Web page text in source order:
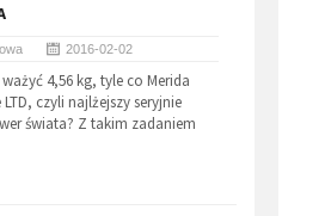
2016-02-02
4,56 kg, tyle co Merida
czyli najlżejszy seryjnie
świata? Z takim zadaniem